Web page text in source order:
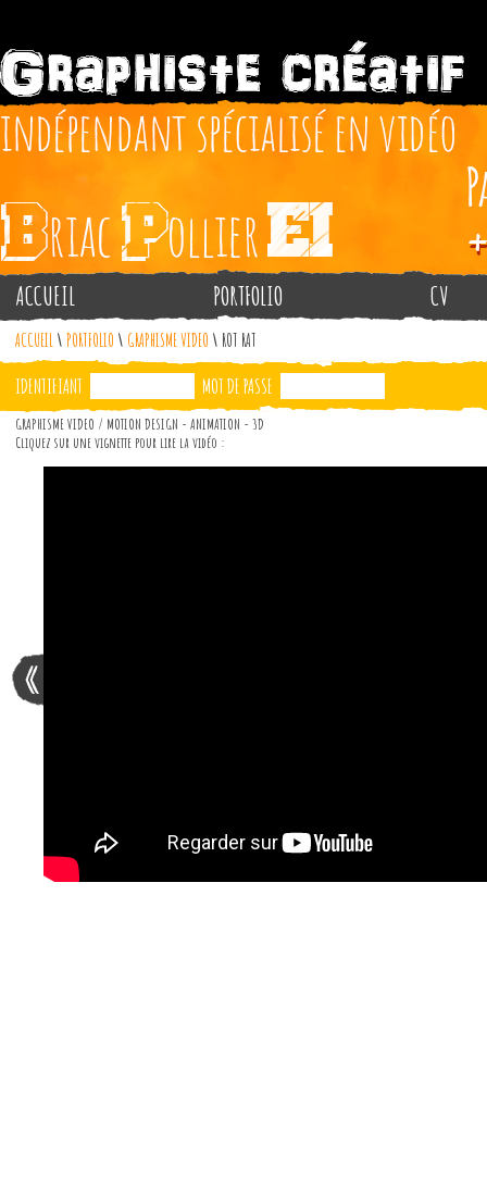
ACCUEIL PORTFOLIO CV
ACCUEIL \ PORTFOLIO \ GRAPHISME VIDEO \ ROT RAT
IDENTIFIANT MOT DE PASSE
GRAPHISME VIDEO / MOTION DESIGN - ANIMATION - 3D
Cliquez sur une vignette pour lire la vidéo :